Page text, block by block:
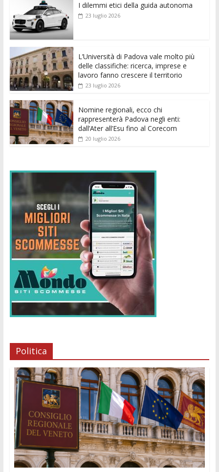
b
o
o
k
er l s
p
e
er
di e di
I dilemmi etici della guida autonoma
23 luglio 2026
L’Università di Padova vale molto più
delle classifiche: ricerca, imprese e
lavoro fanno crescere il territorio
23 luglio 2026
Nomine regionali, ecco chi
rappresenterà Padova negli enti:
dall’Ater all’Esu fino al Corecom
20 luglio 2026
Politica